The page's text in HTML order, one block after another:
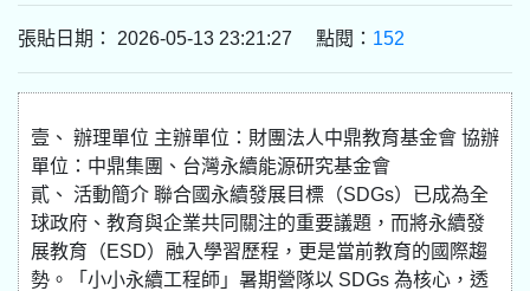
張貼日期： 2026-05-13 23:21:27 點閱： 152
壹、 辦理單位 主辦單位：財團法人中鼎教育基金會 協辦
單位：中鼎集團、台灣永續能源研究基金會
貳、 活動簡介 聯合國永續發展目標（SDGs）已成為全
球政府、教育與企業共同關注的重要議題，而將永續發
展教育（ESD）融入學習歷程，更是當前教育的國際趨
勢。「小小永續工程師」暑期營隊以 SDGs 為核心，透